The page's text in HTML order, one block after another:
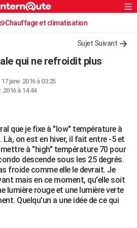
Rechercher
S'inscrire
Connexion
Chauffage et climatisation
Sujet Suivant
qui ne refroidit plus
janv. 2016 à 03:25
2016 à 14:44
que je fixe à "low" température à
Là, on est en hiver, il fait entre -5 et
à "high" température 70 pour
descende sous les 25 degrés.
froide comme elle le devrait. Je
mais en ce moment, qu'elle soit
lumière rouge et une lumière verte
Quelqu'un a une idée de ce qui